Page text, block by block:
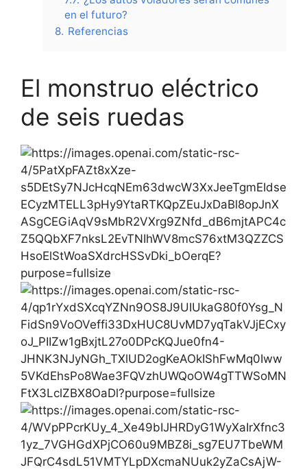
en el futuro?
8. Referencias
El monstruo eléctrico
de seis ruedas